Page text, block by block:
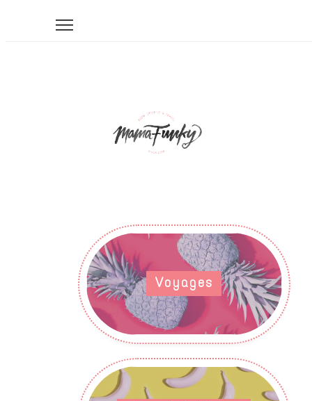
Voyages